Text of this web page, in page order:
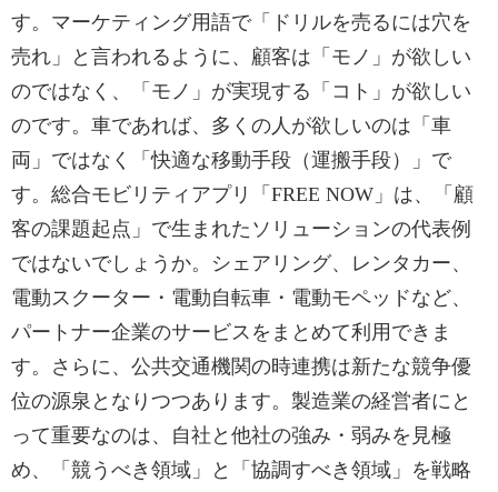
す。マーケティング用語で「ドリルを売るには穴を
売れ」と言われるように、顧客は「モノ」が欲しい
のではなく、「モノ」が実現する「コト」が欲しい
のです。車であれば、多くの人が欲しいのは「車
両」ではなく「快適な移動手段（運搬手段）」で
す。総合モビリティアプリ「FREE NOW」は、「顧
客の課題起点」で生まれたソリューションの代表例
ではないでしょうか。シェアリング、レンタカー、
電動スクーター・電動自転車・電動モペッドなど、
パートナー企業のサービスをまとめて利用できま
す。さらに、公共交通機関の時連携は新たな競争優
位の源泉となりつつあります。製造業の経営者にと
って重要なのは、自社と他社の強み・弱みを見極
め、「競うべき領域」と「協調すべき領域」を戦略